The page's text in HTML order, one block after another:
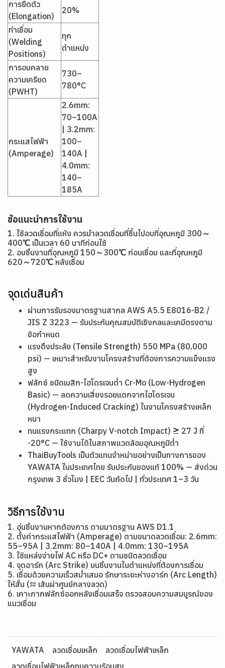
การยืดตัว
(Elongation)
20%
ท่าเชื่อม
(Welding
Positions)
ทุก
ตำแหน่ง
การอบคลาย
ความเครียด
(PWHT)
730–
780°C
กระแสไฟฟ้า
(Amperage)
2.6mm:
70–100A
| 3.2mm:
100–
140A |
4.0mm:
140–
185A
ข้อแนะนำการใช้งาน
1. ใช้ลวดเชื่อมที่แห้ง ควรนำลวดเชื่อมที่ชื้นไปอบที่อุณหภูมิ 300～
400℃ เป็นเวลา 60 นาทีก่อนใช้
2. อบชิ้นงานที่อุณหภูมิ 150～300℃ ก่อนเชื่อม และที่อุณหภูมิ
620～720℃ หลังเชื่อม
จุดเด่นสินค้า
ผ่านการรับรองมาตรฐานสากล AWS A5.5 E8016-B2 /
JIS Z 3223 — รับประกันคุณสมบัติเชิงกลและเคมีตรงตาม
ข้อกำหนด
แรงดึงประลัย (Tensile Strength) 550 MPa (80,000
psi) — เหมาะสำหรับงานโครงสร้างที่ต้องการความแข็งแรง
สูง
ฟลักซ์ ชนิดเบสิก-ไฮโดรเจนต่ำ Cr-Mo (Low-Hydrogen
Basic) — ลดความเสี่ยงรอยแตกจากไฮโดรเจน
(Hydrogen-Induced Cracking) ในงานโครงสร้างเหล็ก
หนา
ทนแรงกระแทก (Charpy V-notch Impact) ≥ 27 J ที่
-20°C — ใช้งานได้ในสภาพแวดล้อมอุณหภูมิต่ำ
ThaiBuyTools เป็นตัวแทนจำหน่ายอย่างเป็นทางการของ
YAWATA ในประเทศไทย รับประกันของแท้ 100% — ส่งด่วน
กรุงเทพ 3 ชั่วโมง | EEC วันถัดไป | ทั่วประเทศ 1–3 วัน
วิธีการใช้งาน
1. อุ่นชิ้นงานหากต้องการ ตามมาตรฐาน AWS D1.1
2. ตั้งค่ากระแสไฟฟ้า (Amperage) ตามขนาดลวดเชื่อม: 2.6mm:
55–95A | 3.2mm: 80–140A | 4.0mm: 130–195A
3. ใช้แหล่งจ่ายไฟ AC หรือ DC+ ตามชนิดลวดเชื่อม
4. จุดอาร์ก (Arc Strike) บนชิ้นงานในตำแหน่งที่ต้องการเชื่อม
5. เชื่อมด้วยความเร็วสม่ำเสมอ รักษาระยะห่างอาร์ก (Arc Length)
ให้สั้น (≈ เส้นผ่าศูนย์กลางลวด)
6. เคาะกากฟลักซ์ออกหลังเชื่อมเสร็จ ตรวจสอบความสมบูรณ์ของ
แนวเชื่อม
YAWATA ลวดเชื่อมเหล็ก
ลวดเชื่อมไฟฟ้าเหล็ก
ลวดเชื่อมไฟฟ้าเหล็กทนความร้อนสูง